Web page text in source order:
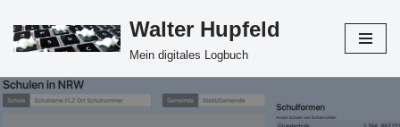
Zum
springen
Walter Hupfeld
Mein digitales Logbuch